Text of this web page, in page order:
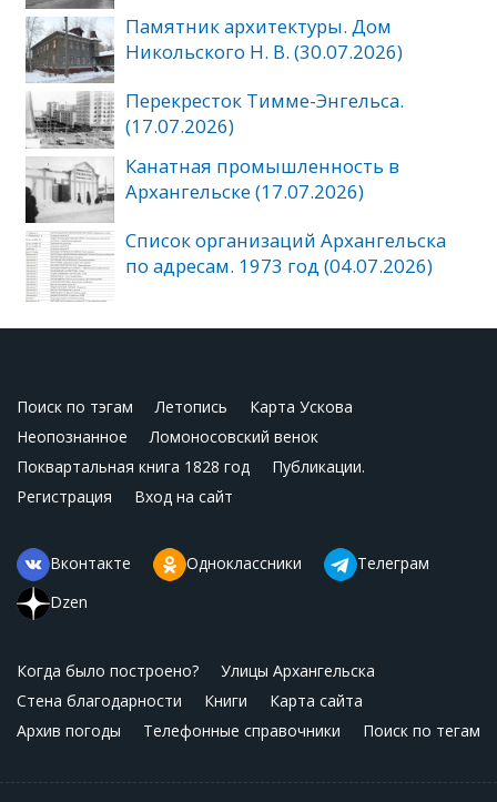
Памятник архитектуры. Дом
Никольского Н. В. (30.07.2026)
Перекресток Тимме-Энгельса.
(17.07.2026)
Канатная промышленность в
Архангельске (17.07.2026)
Список организаций Архангельска
по адресам. 1973 год (04.07.2026)
Поиск по тэгам Летопись
Карта Ускова
Неопознанное
Ломоносовский венок
Поквартальная книга 1828 год
Публикации.
Регистрация
Вход на сайт
Вконтакте Одноклассники
Телеграм
Dzen
Когда было построено?
Улицы Архангельска
Стена благодарности
Книги
Карта сайта
Архив погоды
Телефонные справочники Поиск по тегам